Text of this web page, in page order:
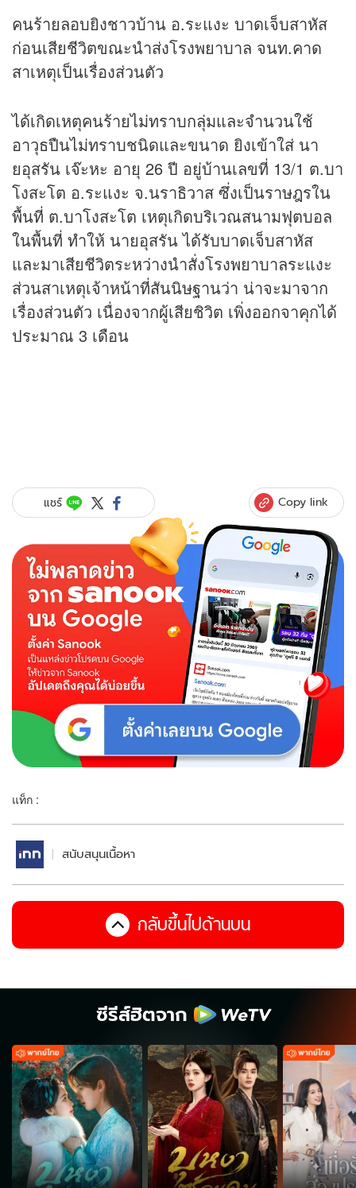
คนร้ายลอบยิงชาวบ้าน อ.ระแงะ บาดเจ็บสาหัส
ก่อนเสียชีวิตขณะนำส่งโรงพยาบาล จนท.คาด
สาเหตุเป็นเรื่องส่วนตัว
ได้เกิดเหตุคนร้ายไม่ทราบกลุ่มและจำนวนใช้
อาวุธปืนไม่ทราบชนิดและขนาด ยิงเข้าใส่ นา
ยอุสรัน เจ๊ะหะ อายุ 26 ปี อยู่บ้านเลขที่ 13/1 ต.บา
โงสะโต อ.ระแงะ จ.นราธิวาส ซึ่งเป็นราษฎรใน
พื้นที่ ต.บาโงสะโต เหตุเกิดบริเวณสนามฟุตบอล
ในพื้นที่ ทำให้ นายอุสรัน ได้รับบาดเจ็บสาหัส
และมาเสียชีวิตระหว่างนำสั่งโรงพยาบาลระแงะ
ส่วนสาเหตุเจ้าหน้าที่สันนิษฐานว่า น่าจะมาจาก
เรื่องส่วนตัว เนื่องจากผู้เสียชิวิต เพิ่งออกจาคุกได้
ประมาณ 3 เดือน
แชร์ Copy link
แท็ก :
สนับสนุนเนื้อหา
กลับขึ้นไปด้านบน
ซีรีส์ฮิตจาก